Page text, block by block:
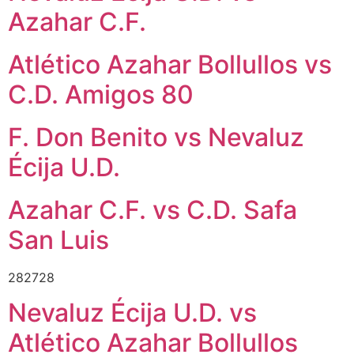
Azahar C.F.
Atlético Azahar Bollullos vs
C.D. Amigos 80
F. Don Benito vs Nevaluz
Écija U.D.
Azahar C.F. vs C.D. Safa
San Luis
282728
Nevaluz Écija U.D. vs
Atlético Azahar Bollullos